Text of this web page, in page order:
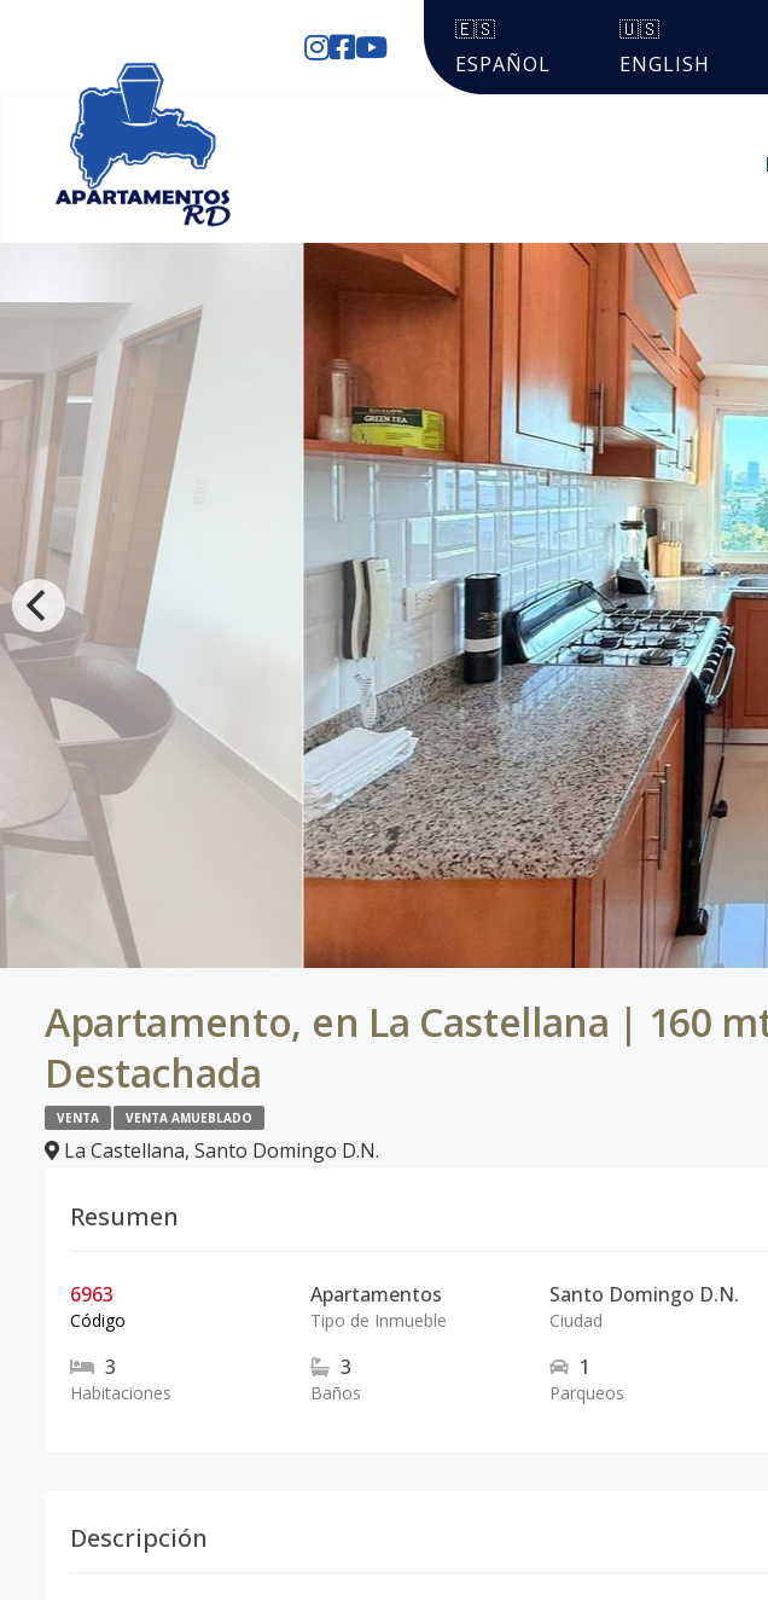
🇪🇸
ESPAÑOL
🇺🇸
ENGLISH
Apartamento, en La Castellana | 160
Destachada
VENTA VENTA AMUEBLADO
La Castellana, Santo Domingo D.N.
Resumen
6963
Código
Apartamentos
Tipo de Inmueble
Santo Domingo D.N.
Ciudad
3
Habitaciones
3
Baños
1
Parqueos
Descripción